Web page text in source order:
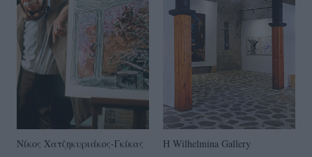
Νίκος Χατζηκυριάκος-Γκίκας Η Wilhelmina Gallery